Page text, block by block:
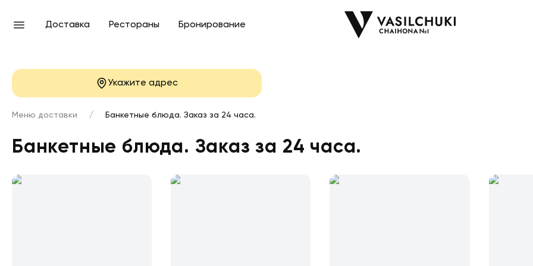
Доставка Рестораны Бронирование
Укажите адрес
Меню доставки / Банкетные блюда. Заказ за 24 часа.
Банкетные блюда. Заказ за 24 часа.
Банкетные блюда. Заказ за 24 часа.